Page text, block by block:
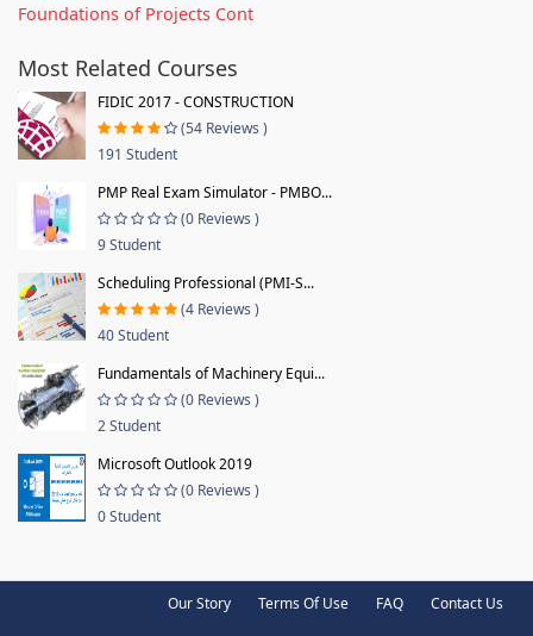
Foundations of Projects Cont
Most Related Courses
FIDIC 2017 - CONSTRUCTION
(54 Reviews )
191 Student
PMP Real Exam Simulator - PMBO...
(0 Reviews )
9 Student
Scheduling Professional (PMI-S...
(4 Reviews )
40 Student
Fundamentals of Machinery Equi...
(0 Reviews )
2 Student
Microsoft Outlook 2019
(0 Reviews )
0 Student
Our Story Terms Of Use FAQ Contact Us